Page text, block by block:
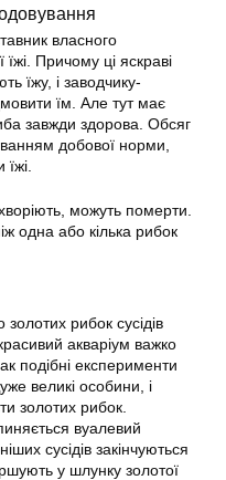
власного
Причому ці яскраві
їжу, і заводчику-
їм. Але тут має
завжди здорова. Обсяг
добової норми,
можуть померти.
одна або кілька рибок
золотих рибок сусідів
акваріум важко
подібні експерименти
великі особини, і
золотих рибок.
вуалевий
сусідів закінчуються
у шлунку золотої